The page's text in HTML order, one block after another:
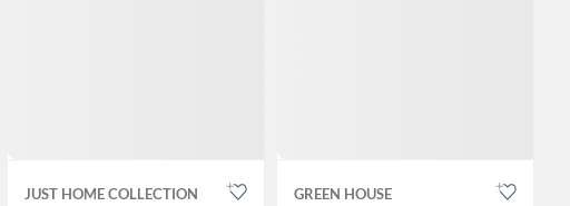
JUST HOME COLLECTION GREEN HOUSE